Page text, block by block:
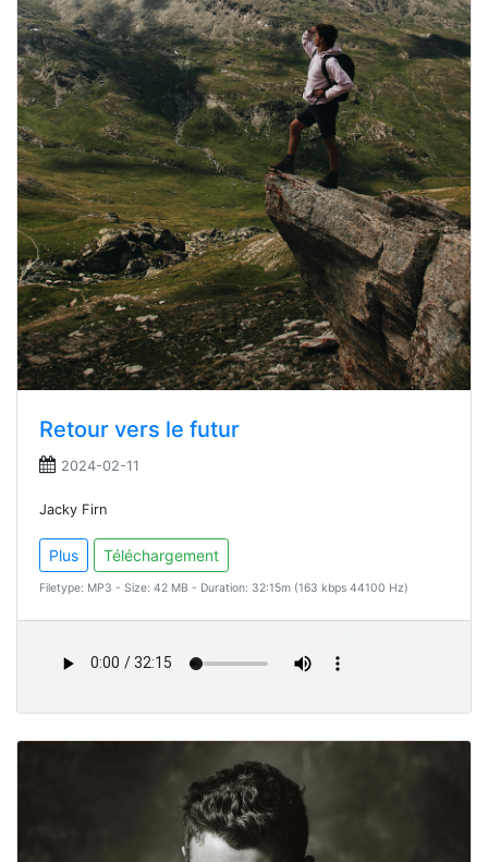
Retour vers le futur
2024-02-11
Jacky Firn
Plus Téléchargement
Filetype: MP3 - Size: 42 MB - Duration: 32:15m (163 kbps 44100 Hz)